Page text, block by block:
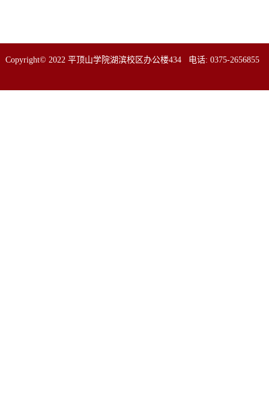
Copyright© 2022 平顶山学院湖滨校区办公楼434 电话: 0375-2656855